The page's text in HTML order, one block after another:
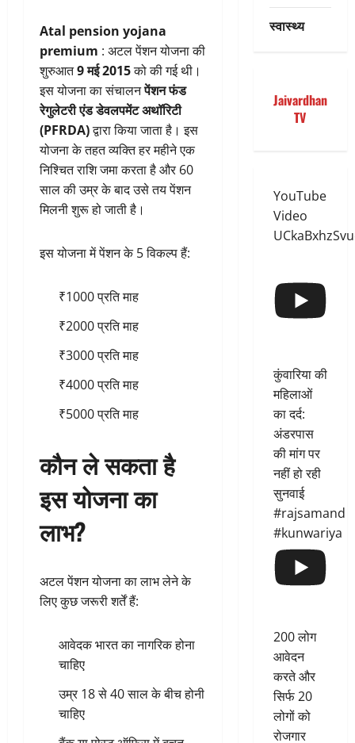
Atal pension yojana
premium : अटल पेंशन योजना की
शुरुआत9 मई 2015को की गई थी।
इस योजना का संचालनपेंशन फंड
रेगुलेटरी एंड डेवलपमेंट अथॉरिटी
(PFRDA)द्वारा किया जाता है। इस
योजना के तहत व्यक्ति हर महीने एक
निश्चित राशि जमा करता है और 60
साल की उम्र के बाद उसे तय पेंशन
मिलनी शुरू हो जाती है।
इस योजना में पेंशन के 5 विकल्प हैं:
₹1000 प्रति माह
₹2000 प्रति माह
₹3000 प्रति माह
₹4000 प्रति माह
₹5000 प्रति माह
कौन ले सकता है
इस योजना का
लाभ?
अटल पेंशन योजना का लाभ लेने के
लिए कुछ जरूरी शर्तें हैं:
आवेदक भारत का नागरिक होना
चाहिए
उम्र 18 से 40 साल के बीच होनी
चाहिए
स्वास्थ्य
Jaivardhan
TV
YouTube
Video
कुंवारिया की
महिलाओं
का दर्द:
अंडरपास
की मांग पर
नहीं हो रही
सुनवाई
#rajsamand
#kunwariya
200 लोग
आवेदन
करते और
सिर्फ 20
लोगों को
रोजगार